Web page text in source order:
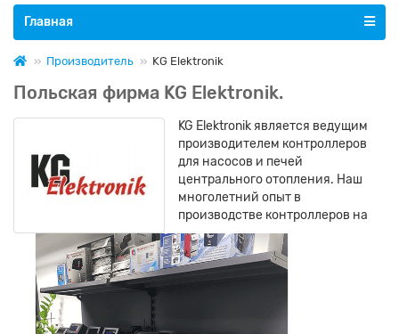
Все категории
Главная
Производитель KG Elektronik
Польская фирма KG Elektronik.
KG Elektronik является ведущим
производителем контроллеров
для насосов и печей
центрального отопления. Наш
многолетний опыт в
производстве контроллеров на